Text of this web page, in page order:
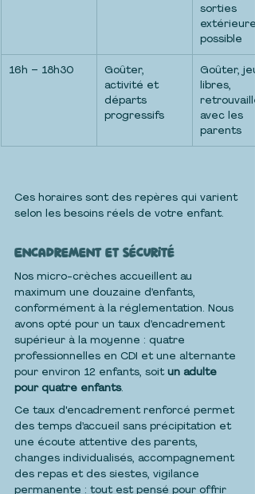
sorties
possible
16h – 18h30
Goûter,
activité et
départs
progressifs
Goûter,
libres,
avec les
parents
Ces horaires sont des repères qui varient
selon les besoins réels de votre enfant.
Encadrement et sécurité
Nos micro-crèches accueillent au
maximum une douzaine d’enfants,
conformément à la réglementation. Nous
avons opté pour un taux d’encadrement
supérieur à la moyenne : quatre
professionnelles en CDI et une alternante
pour environ 12 enfants, soit un adulte
pour quatre enfants.
Ce taux d'encadrement renforcé permet
des temps d’accueil sans précipitation et
une écoute attentive des parents,
changes individualisés, accompagnement
des repas et des siestes, vigilance
permanente : tout est pensé pour offrir